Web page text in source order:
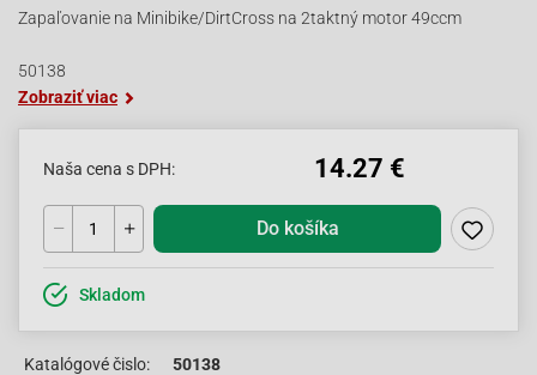
Zapaľovanie na Minibike/DirtCross na 2taktný motor 49ccm
50138
Zobraziť viac
Naša cena s DPH: 14.27 €
Do košíka
Skladom
Katalógové čislo: 50138